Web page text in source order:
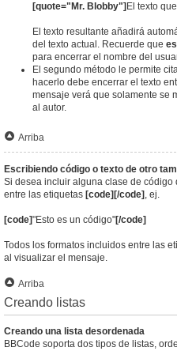
[quote="Mr. Blobby"] El texto
El texto resultante añadirá
del texto actual. Recuerde que
para encerrar el nombre del
El segundo método le permite
hacerlo debe encerrar el texto
mensaje verá que solamente se
al autor.
Arriba
Escribiendo código o texto de otro
Si desea incluir alguna clase de
entre las etiquetas [code][/code] , ej.
[code]"Esto es un código"[/code]
Todos los formatos incluidos entre las
al visualizar el mensaje.
Arriba
Creando listas
Creando una lista desordenada
BBCode soporta dos tipos de listas,